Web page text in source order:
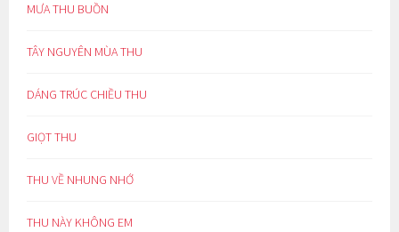
MƯA THU BUỒN
TÂY NGUYÊN MÙA THU
DÁNG TRÚC CHIỀU THU
GIỌT THU
THU VỀ NHUNG NHỚ
THU NÀY KHÔNG EM